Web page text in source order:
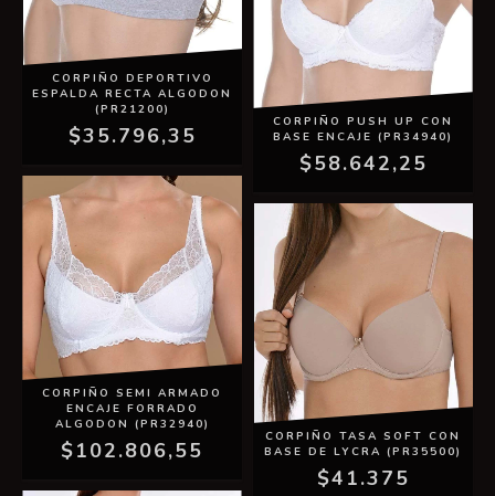
CORPIÑO DEPORTIVO
ESPALDA RECTA ALGODON
(PR21200)
$35.796,35
CORPIÑO PUSH UP CON
BASE ENCAJE (PR34940)
$58.642,25
CORPIÑO SEMI ARMADO
ENCAJE FORRADO
ALGODON (PR32940)
$102.806,55
CORPIÑO TASA SOFT CON
BASE DE LYCRA (PR35500)
$41.375